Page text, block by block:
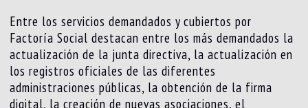
Entre los servicios demandados y cubiertos por
Factoría Social destacan entre los más demandados la
actualización de la junta directiva, la actualización en
los registros oficiales de las diferentes
administraciones públicas, la obtención de la firma
digital, la creación de nuevas asociaciones, el